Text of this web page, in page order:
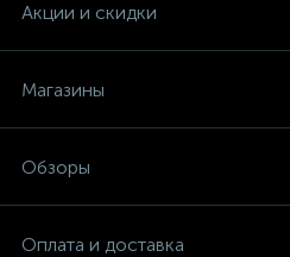
Акции и скидки
Магазины
Обзоры
Оплата и доставка